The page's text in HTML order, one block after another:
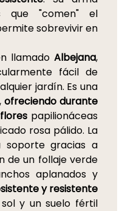
que "comen" el
sobrevivir en
llamadoAlbejana,
fácil de
jardín. Es una
ofreciendo durante
papilionáceas
rosa pálido. La
soporte gracias a
de un follaje verde
aplanados y
y resistente
y un suelo fértil